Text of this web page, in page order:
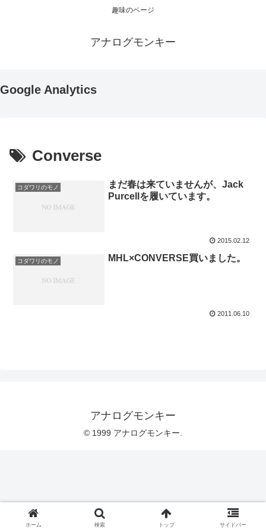
趣味のページ
アナログモンキー
Google Analytics
Converse
コダワリのモノ
まだ春は来ていませんが、Jack
Purcellを履いています。
2015.02.12
コダワリのモノ MHL×CONVERSE買いました。
2011.06.10
アナログモンキー
© 1999 アナログモンキー.
ホーム 検索 トップ サイドバー